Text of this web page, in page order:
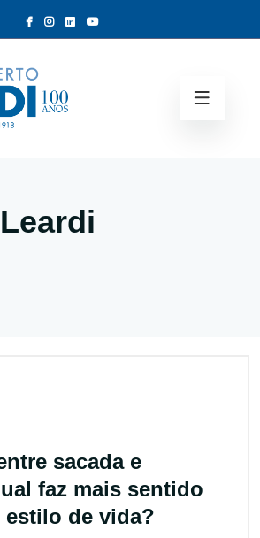
sacada e
faz mais sentido
estilo de vida?